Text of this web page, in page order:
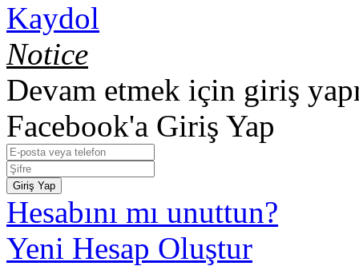
Kaydol
Notice
Devam etmek için giriş
Facebook'a Giriş Yap
Giriş Yap
Hesabını mı unuttun?
Yeni Hesap Oluştur